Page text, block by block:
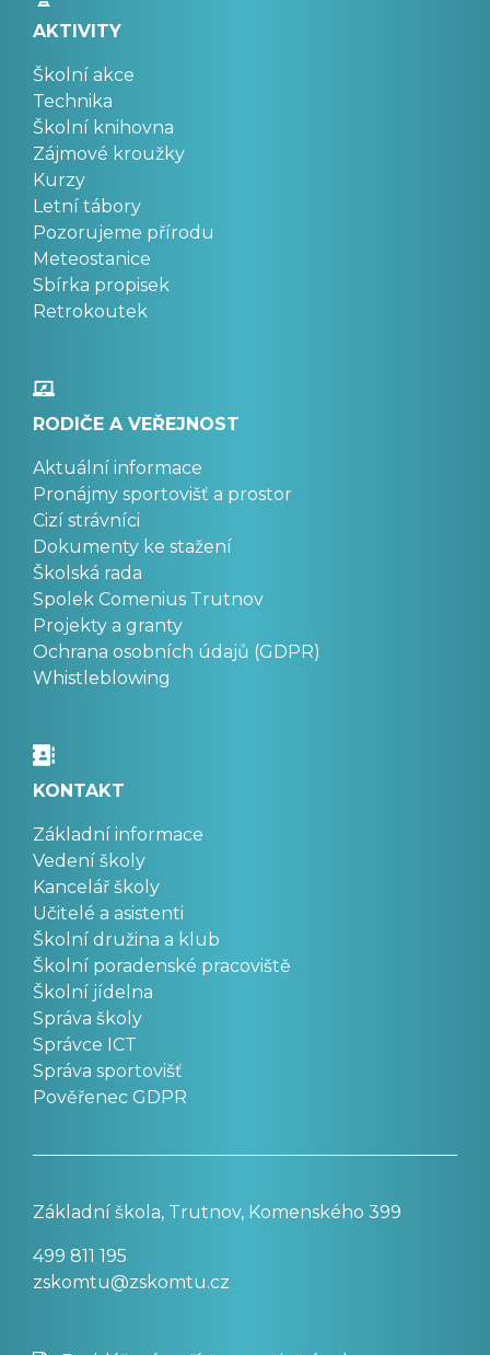
AKTIVITY
Školní akce
Technika
Školní knihovna
Zájmové kroužky
Kurzy
Letní tábory
Pozorujeme přírodu
Meteostanice
Sbírka propisek
Retrokoutek
RODIČE A VEŘEJNOST
Aktuální informace
Pronájmy sportovišť a prostor
Cizí strávníci
Dokumenty ke stažení
Školská rada
Spolek Comenius Trutnov
Projekty a granty
Ochrana osobních údajů (GDPR)
Whistleblowing
KONTAKT
Základní informace
Vedení školy
Kancelář školy
Učitelé a asistenti
Školní družina a klub
Školní poradenské pracoviště
Školní jídelna
Správa školy
Správce ICT
Správa sportovišť
Pověřenec GDPR
Základní škola, Trutnov, Komenského 399
499 811 195
zskomtu@zskomtu.cz